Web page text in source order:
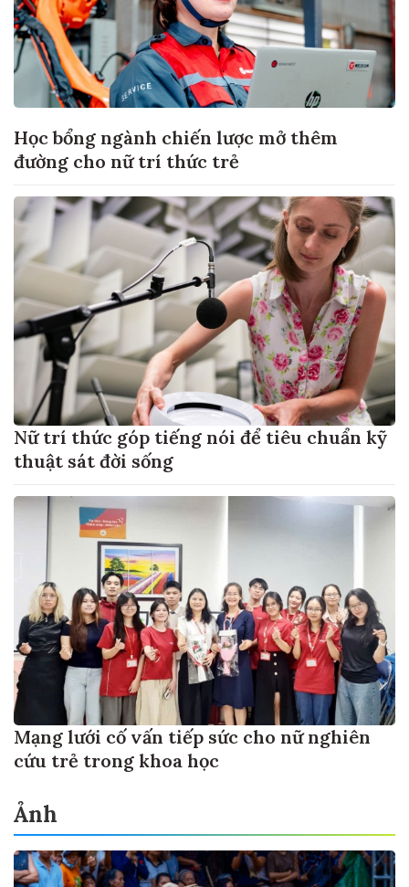
Học bổng ngành chiến lược mở thêm
đường cho nữ trí thức trẻ
Nữ trí thức góp tiếng nói để tiêu chuẩn kỹ
thuật sát đời sống
Mạng lưới cố vấn tiếp sức cho nữ nghiên
cứu trẻ trong khoa học
Ảnh